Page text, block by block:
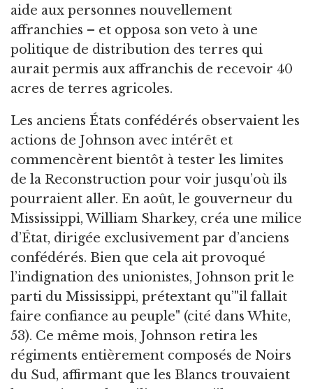
aide aux personnes nouvellement
affranchies – et opposa son veto à une
politique de distribution des terres qui
aurait permis aux affranchis de recevoir 40
acres de terres agricoles.
Les anciens États confédérés observaient les
actions de Johnson avec intérêt et
commencèrent bientôt à tester les limites
de la Reconstruction pour voir jusqu’où ils
pourraient aller. En août, le gouverneur du
Mississippi, William Sharkey, créa une milice
d’État, dirigée exclusivement par d’anciens
confédérés. Bien que cela ait provoqué
l’indignation des unionistes, Johnson prit le
parti du Mississippi, prétextant qu’"il fallait
faire confiance au peuple" (cité dans White,
53). Ce même mois, Johnson retira les
régiments entièrement composés de Noirs
du Sud, affirmant que les Blancs trouvaient